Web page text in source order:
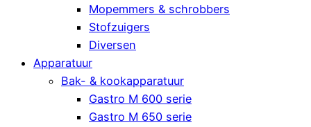
Mopemmers & schrobbers
Stofzuigers
Diversen
Apparatuur
Bak- & kookapparatuur
Gastro M 600 serie
Gastro M 650 serie